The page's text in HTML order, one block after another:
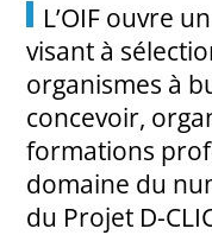
L’OIF ouvre
visant à
organismes à
concevoir,
formations
domaine du
du Projet D-